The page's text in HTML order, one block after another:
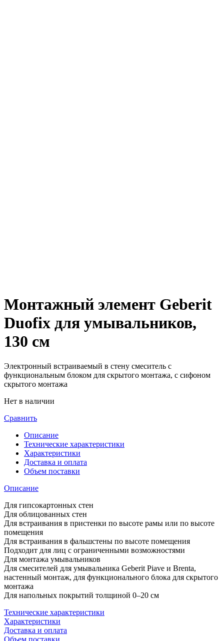
Монтажный элемент Geberit
Duofix для умывальников,
130 см
Электронный встраиваемый в стену смеситель с
функциональным блоком для скрытого монтажа, с сифоном
скрытого монтажа
Нет в наличии
Сравнить
Описание
Технические характеристики
Характеристики
Доставка и оплата
Объем поставки
Описание
Для гипсокартонных стен
Для облицованных стен
Для встраивания в пристенки по высоте рамы или по высоте
помещения
Для встраивания в фальшстены по высоте помещения
Подходит для лиц с ограниченными возможностями
Для монтажа умывальников
Для смесителей для умывальника Geberit Piave и Brenta,
настенный монтаж, для функционального блока для скрытого
монтажа
Для напольных покрытий толщиной 0–20 см
Технические характеристики
Характеристики
Доставка и оплата
Объем поставки